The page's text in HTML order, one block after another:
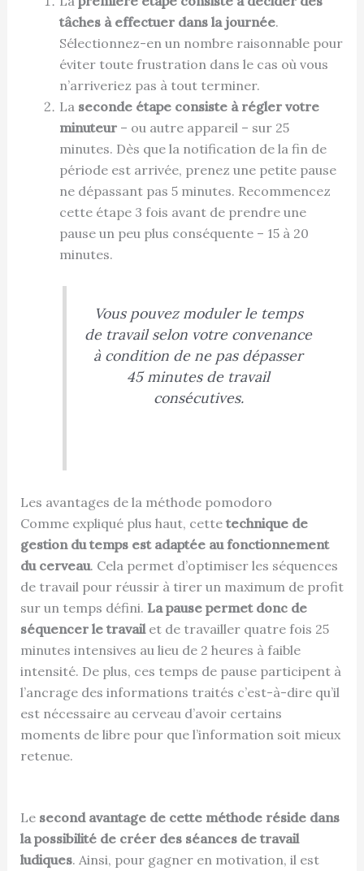
tâches à effectuer dans la journée.
Sélectionnez-en un nombre raisonnable pour
éviter toute frustration dans le cas où vous
n’arriveriez pas à tout terminer.
La seconde étape consiste à régler votre
minuteur– ou autre appareil – sur 25
minutes. Dès que la notification de la fin de
période est arrivée, prenez une petite pause
ne dépassant pas 5 minutes. Recommencez
cette étape 3 fois avant de prendre une
pause un peu plus conséquente – 15 à 20
minutes.
Vous pouvez moduler le temps
de travail selon votre convenance
à condition de ne pas dépasser
45 minutes de travail
consécutives.
Les avantages de la méthode pomodoro
Comme expliqué plus haut, cette technique de
gestion du temps est adaptée au fonctionnement
du cerveau. Cela permet d’optimiser les séquences
de travail pour réussir à tirer un maximum de profit
sur un temps défini. La pause permet donc de
séquencer le travailet de travailler quatre fois 25
minutes intensives au lieu de 2 heures à faible
intensité. De plus, ces temps de pause participent à
l’ancrage des informations traités c’est-à-dire qu’il
est nécessaire au cerveau d’avoir certains
moments de libre pour que l’information soit mieux
retenue.
Le second avantage de cette méthode réside dans
la possibilité de créer des séances de travail
ludiques. Ainsi, pour gagner en motivation, il est